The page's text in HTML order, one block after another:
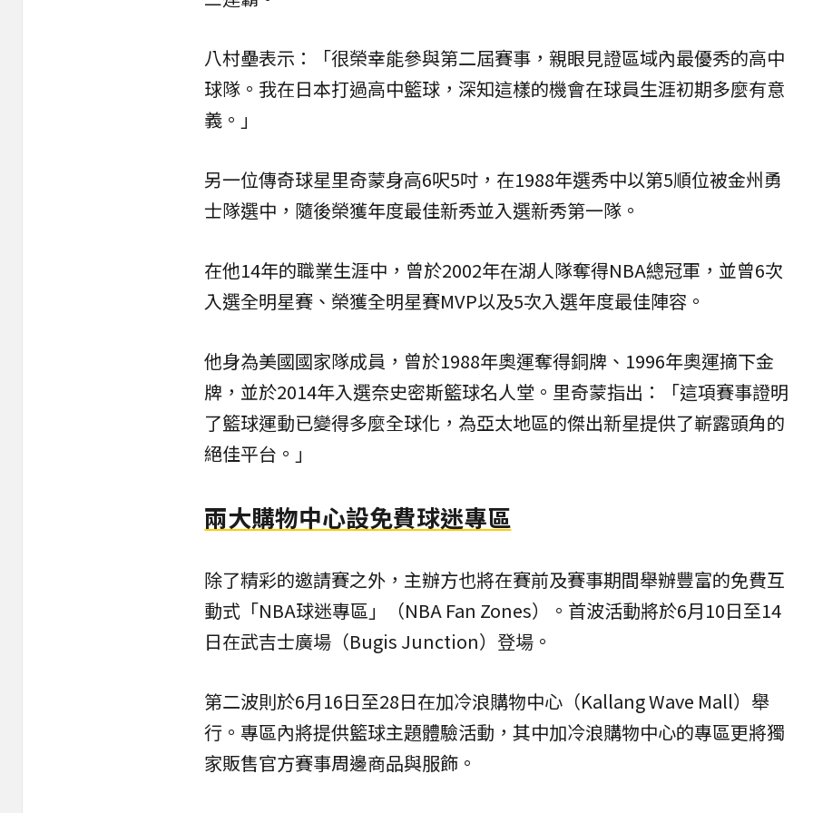
八村壘表示：「很榮幸能參與第二屆賽事，親眼見證區域內最優秀的高中
球隊。我在日本打過高中籃球，深知這樣的機會在球員生涯初期多麼有意
義。」
另一位傳奇球星里奇蒙身高6呎5吋，在1988年選秀中以第5順位被金州勇
士隊選中，隨後榮獲年度最佳新秀並入選新秀第一隊。
在他14年的職業生涯中，曾於2002年在湖人隊奪得NBA總冠軍，並曾6次
入選全明星賽、榮獲全明星賽MVP以及5次入選年度最佳陣容。
他身為美國國家隊成員，曾於1988年奧運奪得銅牌、1996年奧運摘下金
牌，並於2014年入選奈史密斯籃球名人堂。里奇蒙指出：「這項賽事證明
了籃球運動已變得多麼全球化，為亞太地區的傑出新星提供了嶄露頭角的
絕佳平台。」
兩大購物中心設免費球迷專區
除了精彩的邀請賽之外，主辦方也將在賽前及賽事期間舉辦豐富的免費互
動式「NBA球迷專區」（NBA Fan Zones）。首波活動將於6月10日至14
日在武吉士廣場（Bugis Junction）登場。
第二波則於6月16日至28日在加冷浪購物中心（Kallang Wave Mall）舉
行。專區內將提供籃球主題體驗活動，其中加冷浪購物中心的專區更將獨
家販售官方賽事周邊商品與服飾。